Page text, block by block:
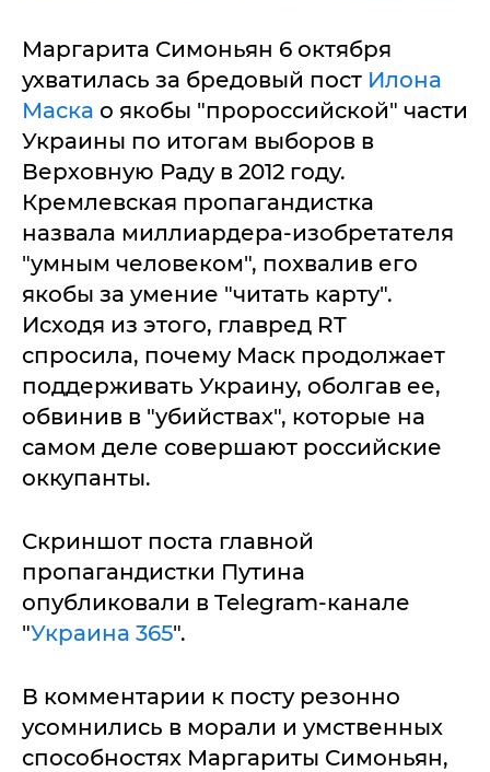
Маргарита Симоньян 6 октября
ухватилась за бредовый пост Илона
Маска о якобы "пророссийской" части
Украины по итогам выборов в
Верховную Раду в 2012 году.
Кремлевская пропагандистка
назвала миллиардера-изобретателя
"умным человеком", похвалив его
якобы за умение "читать карту".
Исходя из этого, главред RT
спросила, почему Маск продолжает
поддерживать Украину, оболгав ее,
обвинив в "убийствах", которые на
самом деле совершают российские
оккупанты.
Скриншот поста главной
пропагандистки Путина
опубликовали в Telegram-канале
"Украина 365".
В комментарии к посту резонно
усомнились в морали и умственных
способностях Маргариты Симоньян,